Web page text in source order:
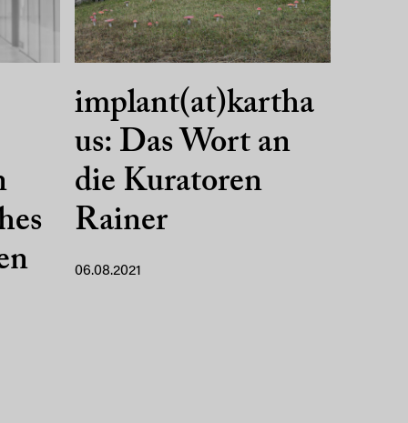
implant(at)kartha
us: Das Wort an
die Kuratoren
Rainer
06.08.2021